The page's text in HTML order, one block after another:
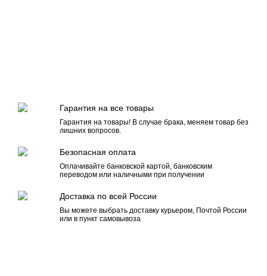
Гарантия на все товары
Гарантия на товары! В случае брака, меняем товар без
лишних вопросов.
Безопасная оплата
Оплачивайте банковской картой, банковским
переводом или наличными при получении
Доставка по всей России
Вы можете выбрать доставку курьером, Почтой России
или в пункт самовывоза